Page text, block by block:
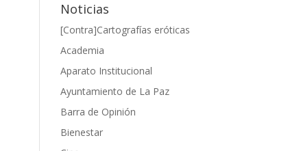
Noticias
[Contra]Cartografías eróticas
Academia
Aparato Institucional
Ayuntamiento de La Paz
Barra de Opinión
Bienestar